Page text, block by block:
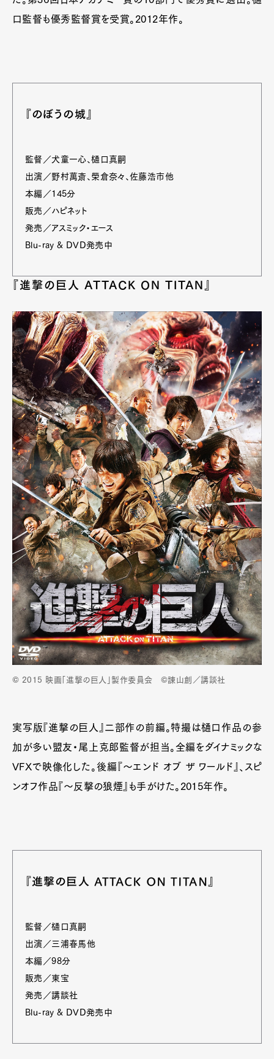
口監督も優秀監督賞を受賞。2012年作。
『のぼうの城』
監督／犬童一心、樋口真嗣
出演／野村萬斎、榮倉奈々、佐藤浩市他
本編／145分
販売／ハピネット
発売／アスミック・エース
Blu-ray & DVD発売中
『進撃の巨人 ATTACK ON TITAN』
© 2015 映画「進撃の巨人」製作委員会 ©諫山創／講談社
実写版『進撃の巨人』二部作の前編。特撮は樋口作品の参
加が多い盟友・尾上克郎監督が担当。全編をダイナミックな
VFXで映像化した。後編『～エンド オブ ザ ワールド』、スピ
ンオフ作品『～反撃の狼煙』も手がけた。2015年作。
『進撃の巨人 ATTACK ON TITAN』
監督／樋口真嗣
出演／三浦春馬他
本編／98分
販売／東宝
発売／講談社
Blu-ray & DVD発売中